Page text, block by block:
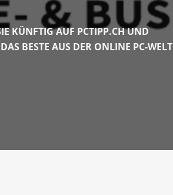
KÜNFTIG AUF PCTIPP.CH UND
BESTE AUS DER ONLINE PC-WELT